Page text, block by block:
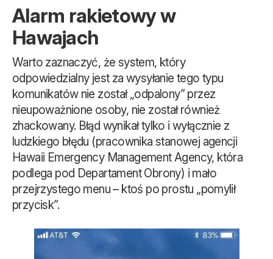
Alarm rakietowy w
Hawajach
Warto zaznaczyć, że system, który
odpowiedzialny jest za wysyłanie tego typu
komunikatów nie został „odpalony” przez
nieupoważnione osoby, nie został również
zhackowany. Błąd wynikał tylko i wyłącznie z
ludzkiego błędu (pracownika stanowej agencji
Hawaii Emergency Management Agency, która
podlega pod Departament Obrony) i mało
przejrzystego menu – ktoś po prostu „pomylił
przycisk”.